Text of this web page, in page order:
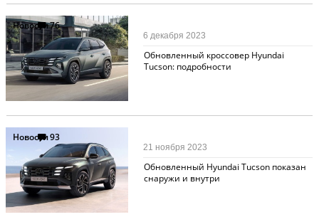
Новости76
Обновленный кроссовер Hyundai
Tucson: подробности
6 декабря 2023
Новости93
Обновленный Hyundai Tucson показан
снаружи и внутри
21 ноября 2023